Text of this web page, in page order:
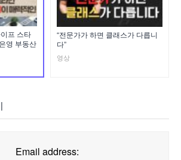
프 스타
영 부동산
“전문가가 하면 클래스가 다릅니
다”
영상
Email address: